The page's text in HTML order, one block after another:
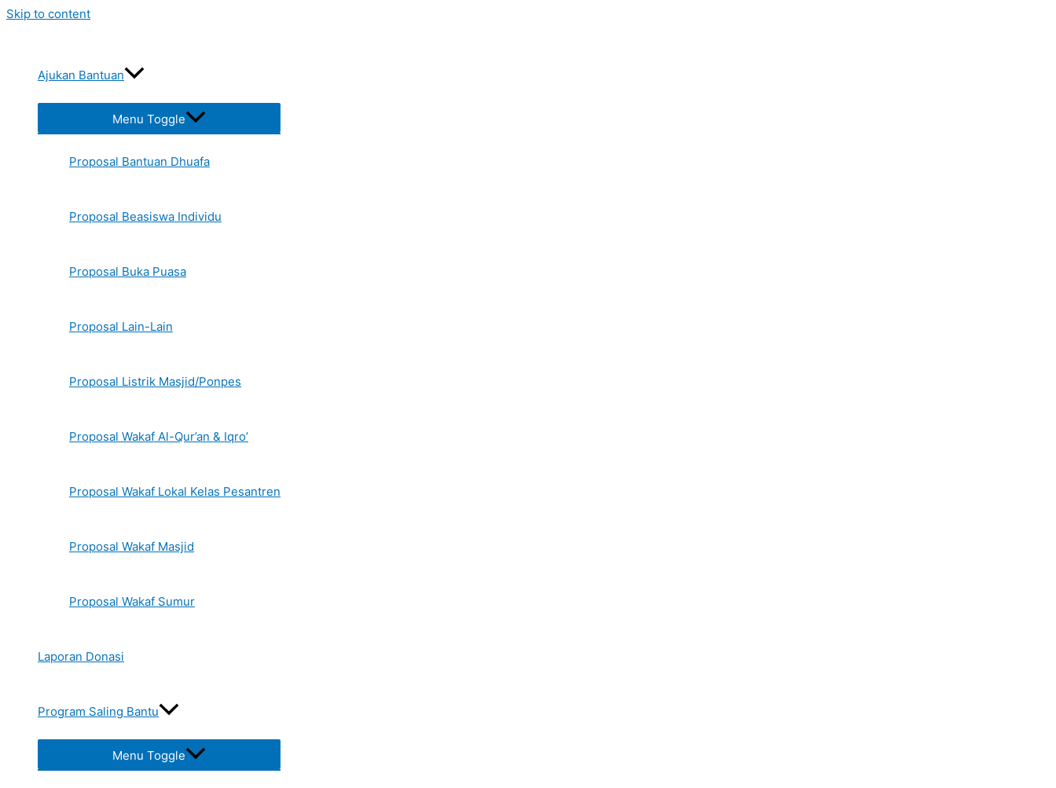
Skip to content
Ajukan Bantuan
Menu Toggle
Proposal Bantuan Dhuafa
Proposal Beasiswa Individu
Proposal Buka Puasa
Proposal Lain-Lain
Proposal Listrik Masjid/Ponpes
Proposal Wakaf Al-Qur’an & Iqro’
Proposal Wakaf Lokal Kelas Pesantren
Proposal Wakaf Masjid
Proposal Wakaf Sumur
Laporan Donasi
Program Saling Bantu
Menu Toggle